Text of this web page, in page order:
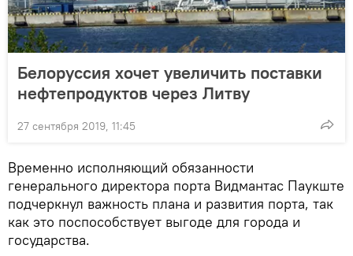
Белоруссия хочет увеличить поставки
нефтепродуктов через Литву
27 сентября 2019, 11:45
Временно исполняющий обязанности
генерального директора порта Видмантас Паукште
подчеркнул важность плана и развития порта, так
как это поспособствует выгоде для города и
государства.